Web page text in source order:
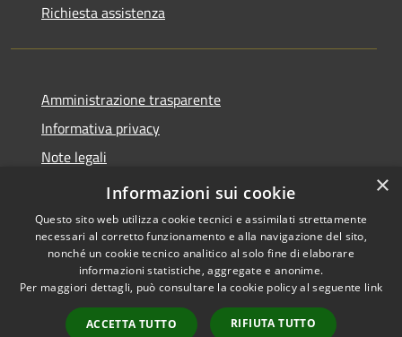
Richiesta assistenza
Amministrazione trasparente
Informativa privacy
Note legali
Dichiarazione di accessibilità
Accessibilità
Copyright © 2026 • Comune di
Cene • Powered by
Municipium•
Accesso
×
Informazioni sui cookie
Questo sito web utilizza cookie tecnici e assimilati strettamente
necessari al corretto funzionamento e alla navigazione del sito,
nonché un cookie tecnico analitico al solo fine di elaborare
informazioni statistiche, aggregate e anonime.
Per maggiori dettagli, può consultare la cookie policy al seguente link
ACCETTA TUTTO RIFIUTA TUTTO